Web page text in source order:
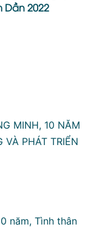
2022
MINH, 10 NĂM
VÀ PHÁT TRIỂN
năm, Tình thân